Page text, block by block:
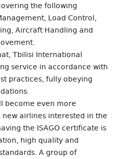
the following
Load Control,
Aircraft Handling and
Tbilisi International
service in accordance with
practices, fully obeying
become even more
airlines interested in the
the ISAGO certificate is
high quality and
A group of